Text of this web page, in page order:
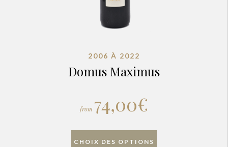
2006 À 2022
Domus Maximus
from 74,00€
CHOIX DES OPTIONS